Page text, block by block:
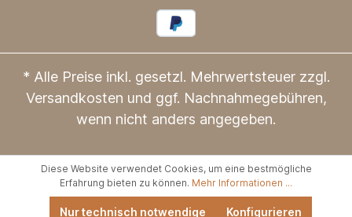
* Alle Preise inkl. gesetzl. Mehrwertsteuer zzgl.
Versandkosten und ggf. Nachnahmegebühren,
wenn nicht anders angegeben.
Diese Website verwendet Cookies, um eine bestmögliche
Erfahrung bieten zu können. Mehr Informationen ...
Nur technisch notwendige Konfigurieren